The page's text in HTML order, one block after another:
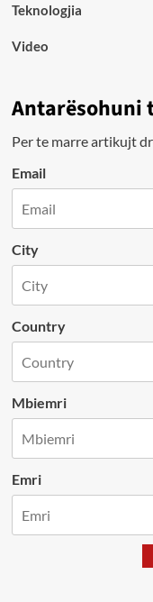
Teknologjia
Video
Antarësohuni
Per te marre artikujt
Email
City
Country
Mbiemri
Emri